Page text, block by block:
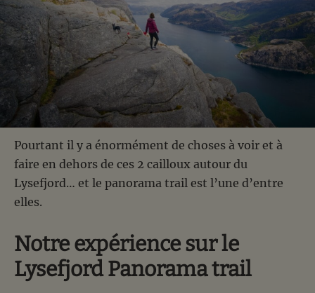
Pourtant il y a énormément de choses à voir et à
faire en dehors de ces 2 cailloux autour du
Lysefjord… et le panorama trail est l’une d’entre
elles.
Notre expérience sur le
Lysefjord Panorama trail